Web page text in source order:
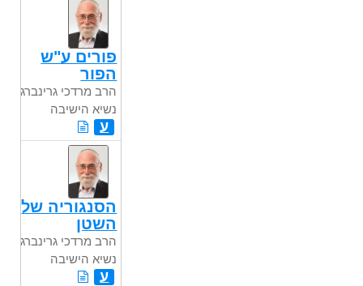
פורים ע"ש
הפור
הרב מרדכי גרינברג
נשיא הישיבה
ע
הסנגוריה של
השטן
הרב מרדכי גרינברג
נשיא הישיבה
ע